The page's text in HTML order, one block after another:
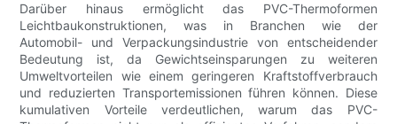
Darüber hinaus ermöglicht das PVC-Thermoformen
Leichtbaukonstruktionen, was in Branchen wie der
Automobil- und Verpackungsindustrie von entscheidender
Bedeutung ist, da Gewichtseinsparungen zu weiteren
Umweltvorteilen wie einem geringeren Kraftstoffverbrauch
und reduzierten Transportemissionen führen können. Diese
kumulativen Vorteile verdeutlichen, warum das PVC-